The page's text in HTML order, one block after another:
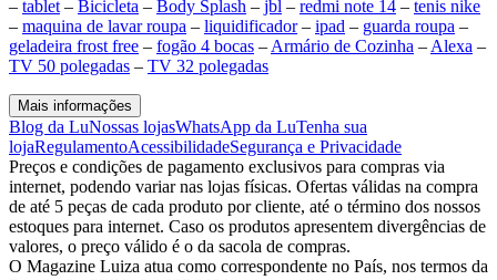
– tablet– Bicicleta – Body Splash – jbl – redmi note 14 – tenis nike
– maquina de lavar roupa – liquidificador– ipad – guarda roupa –
geladeira frost free – fogão 4 bocas –Armário de Cozinha –Alexa –
TV 50 polegadas – TV 32 polegadas
Mais informações
Blog da LuNossas lojasWhatsApp da LuTenha sua
lojaRegulamentoAcessibilidadeSegurança e Privacidade
Preços e condições de pagamento exclusivos para compras via
internet, podendo variar nas lojas físicas. Ofertas válidas na compra
de até 5 peças de cada produto por cliente, até o término dos nossos
estoques para internet. Caso os produtos apresentem divergências de
valores, o preço válido é o da sacola de compras.
O Magazine Luiza atua como correspondente no País, nos termos da